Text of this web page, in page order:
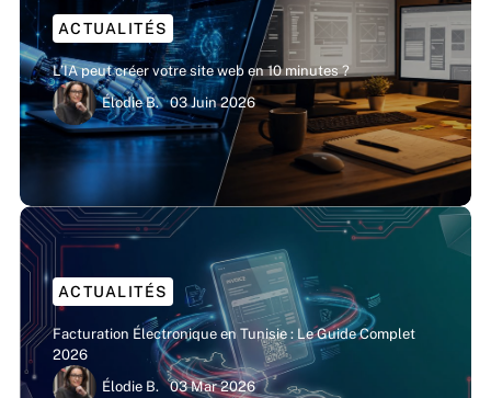
ACTUALITÉS
L’IA peut créer votre site web en 10 minutes ?
Élodie B.
03 Juin 2026
ACTUALITÉS
Facturation Électronique en Tunisie : Le Guide Complet
2026
Élodie B.
03 Mar 2026